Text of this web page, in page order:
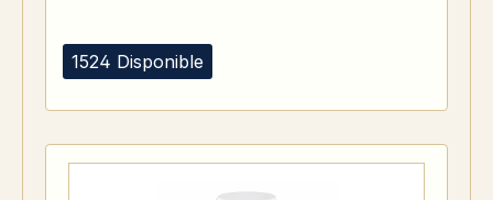
1524 Disponible